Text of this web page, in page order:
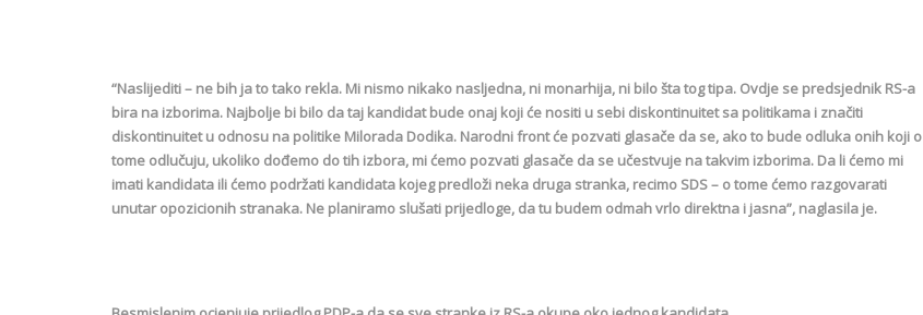
“Naslijediti – ne bih ja to tako rekla. Mi nismo nikako nasljedna, ni monarhija, ni bilo šta tog tipa. Ovdje se predsjednik RS-a
bira na izborima. Najbolje bi bilo da taj kandidat bude onaj koji će nositi u sebi diskontinuitet sa politikama i značiti
diskontinuitet u odnosu na politike Milorada Dodika. Narodni front će pozvati glasače da se, ako to bude odluka onih koji o
tome odlučuju, ukoliko dođemo do tih izbora, mi ćemo pozvati glasače da se učestvuje na takvim izborima. Da li ćemo mi
imati kandidata ili ćemo podržati kandidata kojeg predloži neka druga stranka, recimo SDS – o tome ćemo razgovarati
unutar opozicionih stranaka. Ne planiramo slušati prijedloge, da tu budem odmah vrlo direktna i jasna”, naglasila je.